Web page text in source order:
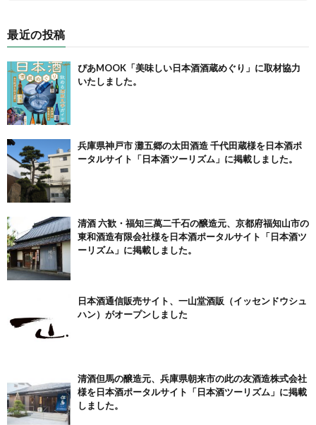
最近の投稿
ぴあMOOK「美味しい日本酒酒蔵めぐり」に取材協力
いたしました。
兵庫県神戸市 灘五郷の太田酒造 千代田蔵様を日本酒ポ
ータルサイト「日本酒ツーリズム」に掲載しました。
清酒 六歓・福知三萬二千石の醸造元、京都府福知山市の
東和酒造有限会社様を日本酒ポータルサイト「日本酒ツ
ーリズム」に掲載しました。
日本酒通信販売サイト、一山堂酒販（イッセンドウシュ
ハン）がオープンしました
清酒但馬の醸造元、兵庫県朝来市の此の友酒造株式会社
様を日本酒ポータルサイト「日本酒ツーリズム」に掲載
しました。